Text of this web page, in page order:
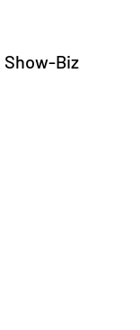
Show-Biz